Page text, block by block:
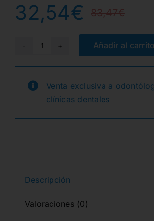
83,47€El
32,54€
El
es:
ESPEJO
Nº
CONE
SOCKET
RHODIUM
Añadir al carrito
Venta exclusiva a
clínicas dentales
Descripción
Valoraciones (0)